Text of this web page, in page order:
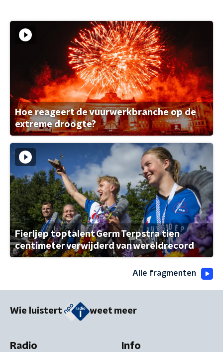
Hoe reageert de vuurwerkbranche op de
extreme droogte?
Fierljep toptalent Germ Terpstra tien
centimeter verwijderd van wereldrecord
Alle fragmenten
Wie luistert weet meer
Radio Info